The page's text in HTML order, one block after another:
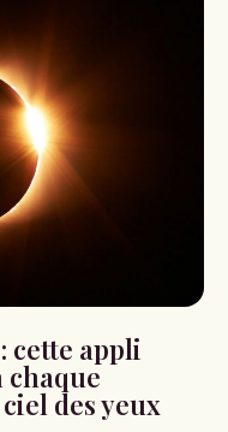
cette appli
chaque
des yeux